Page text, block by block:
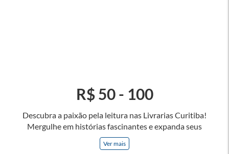
Descubra a paixão pela leitura nas Livrarias Curitiba!
Mergulhe em histórias fascinantes e expanda seus
horizontes, onde cada página é uma porta para novos
universos e perspectivas. Ler nos permite viajar sem sair do
Ver mais
R$ 50 - 100